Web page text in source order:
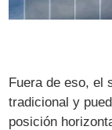
Fuera de eso, el
tradicional y
posición